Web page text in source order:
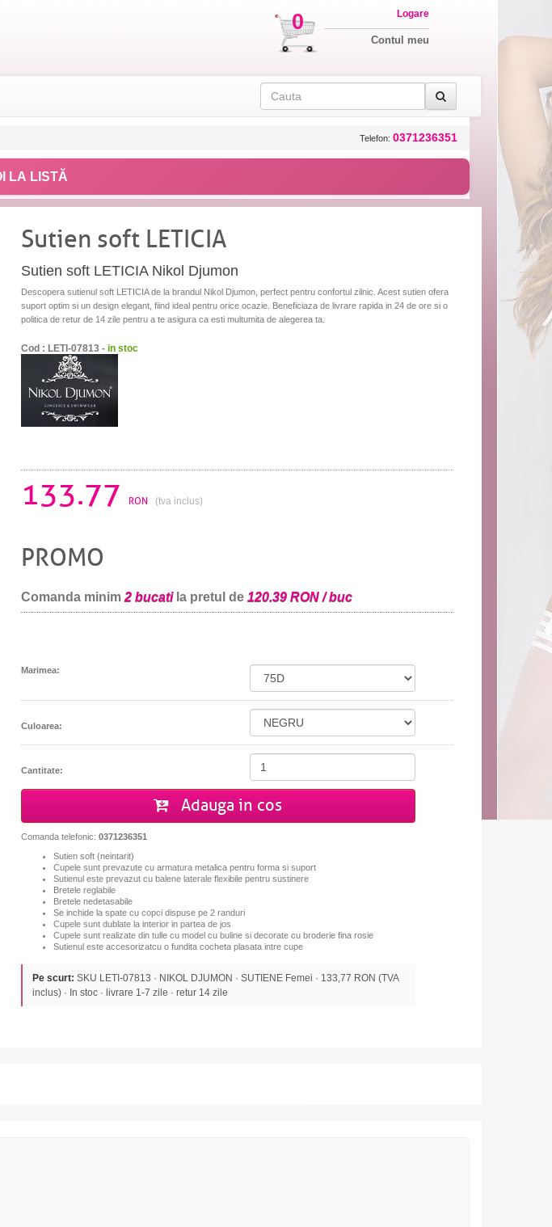
0 Logare
Contul meu
Telefon: 0371236351
LA LISTĂ
Sutien soft LETICIA
Sutien soft LETICIA Nikol Djumon
Descopera sutienul soft LETICIA de la brandul Nikol Djumon, perfect pentru confortul zilnic. Acest sutien ofera
suport optim si un design elegant, fiind ideal pentru orice ocazie. Beneficiaza de livrare rapida in 24 de ore si o
politica de retur de 14 zile pentru a te asigura ca esti multumita de alegerea ta.
Cod : LETI-07813 - in stoc
133.77 RON (tva inclus)
PROMO
Comanda minim 2 bucatila pretul de 120.39 RON / buc
Marimea:
Culoarea:
Cantitate:
Adauga in cos
Comanda telefonic: 0371236351
Sutien soft (neintarit)
Cupele sunt prevazute cu armatura metalica pentru forma si suport
Sutienul este prevazut cu balene laterale flexibile pentru sustinere
Bretele reglabile
Bretele nedetasabile
Se inchide la spate cu copci dispuse pe 2 randuri
Cupele sunt dublate la interior in partea de jos
Cupele sunt realizate din tulle cu model cu buline si decorate cu broderie fina rosie
Sutienul este accesorizatcu o fundita cocheta plasata intre cupe
Pe scurt: SKU LETI-07813 · NIKOL DJUMON · SUTIENE Femei · 133,77 RON (TVA
inclus) · In stoc · livrare 1-7 zile · retur 14 zile